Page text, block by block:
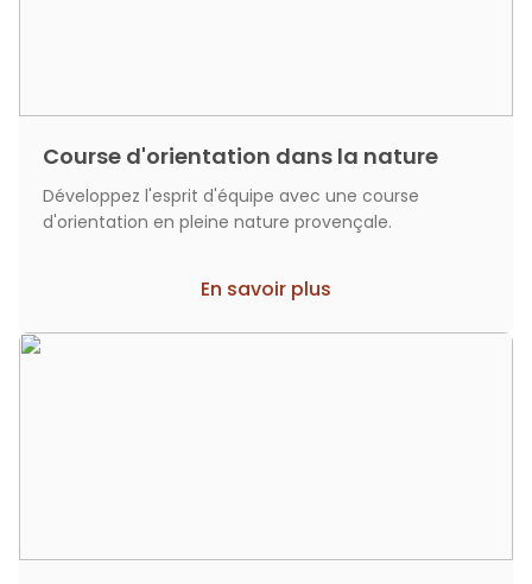
Course d'orientation dans la nature
Développez l'esprit d'équipe avec une course
d'orientation en pleine nature provençale.
En savoir plus